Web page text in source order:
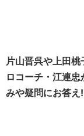
片山晋呉や上田
ロコーチ・江連
みや疑問にお答え!